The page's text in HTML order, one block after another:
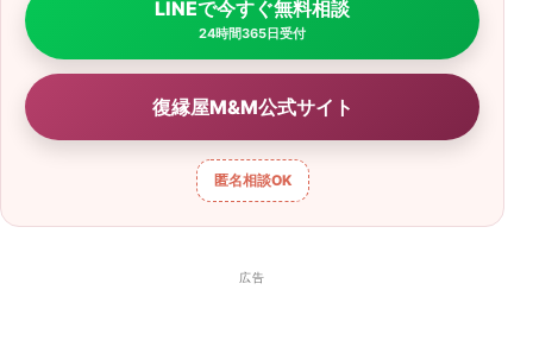
LINEで今すぐ無料相談
24時間365日受付
復縁屋M&M公式サイト
匿名相談OK
広告